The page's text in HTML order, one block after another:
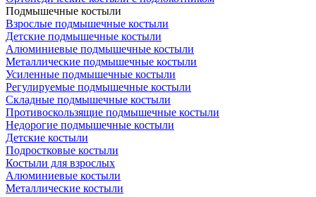
Подмышечные костыли
Взрослые подмышечные костыли
Детские подмышечные костыли
Алюминиевые подмышечные костыли
Металлические подмышечные костыли
Усиленные подмышечные костыли
Регулируемые подмышечные костыли
Складные подмышечные костыли
Противоскользящие подмышечные костыли
Недорогие подмышечные костыли
Детские костыли
Подростковые костыли
Костыли для взрослых
Алюминиевые костыли
Металлические костыли